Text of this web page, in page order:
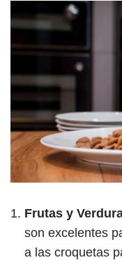
Frutas y
son excelentes
a las croquetas